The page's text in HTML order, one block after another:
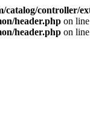
catalog/controller/
header.php on line
header.php on line